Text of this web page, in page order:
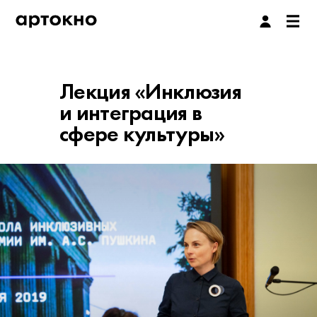
Лекция «Инклюзия
и интеграция в
сфере культуры»